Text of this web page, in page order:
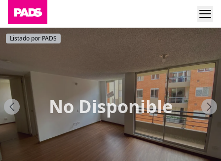
No Disponible
Listado por PADS